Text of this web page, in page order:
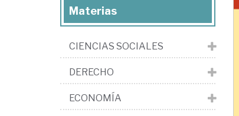
Materias
CIENCIAS SOCIALES
DERECHO
ECONOMÍA